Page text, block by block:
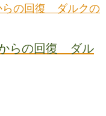
らの回復 ダル